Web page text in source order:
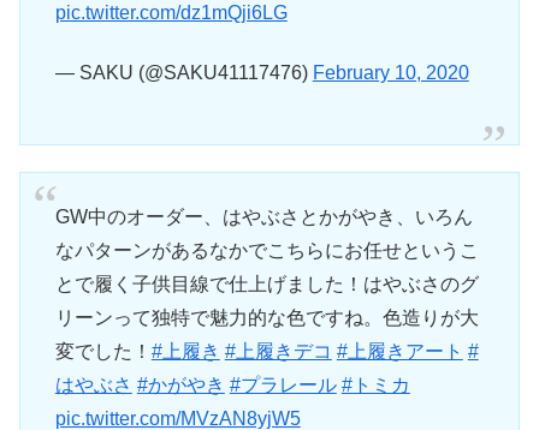
pic.twitter.com/dz1mQji6LG
— SAKU (@SAKU41117476) February 10, 2020
GW中のオーダー、はやぶさとかがやき、いろん
なパターンがあるなかでこちらにお任せというこ
とで履く子供目線で仕上げました！はやぶさのグ
リーンって独特で魅力的な色ですね。色造りが大
変でした！ #上履き #上履きデコ #上履きアート #
はやぶさ #かがやき #プラレール #トミカ
pic.twitter.com/MVzAN8yjW5